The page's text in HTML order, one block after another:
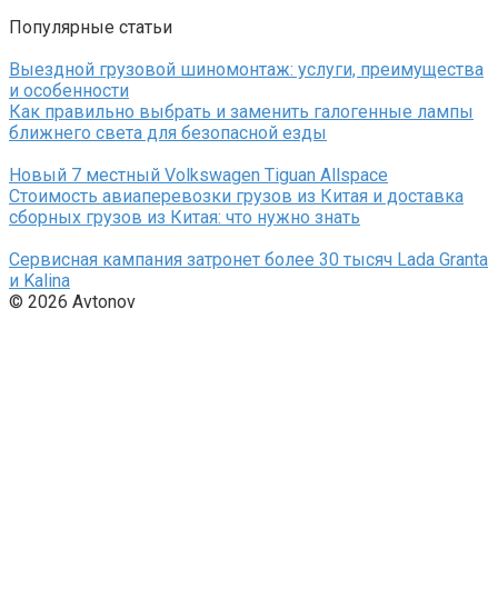
Популярные статьи
Выездной грузовой шиномонтаж: услуги, преимущества
и особенности
Как правильно выбрать и заменить галогенные лампы
ближнего света для безопасной езды
Новый 7 местный Volkswagen Tiguan Allspace
Стоимость авиаперевозки грузов из Китая и доставка
сборных грузов из Китая: что нужно знать
Сервисная кампания затронет более 30 тысяч Lada Granta
и Kalina
© 2026 Avtonov